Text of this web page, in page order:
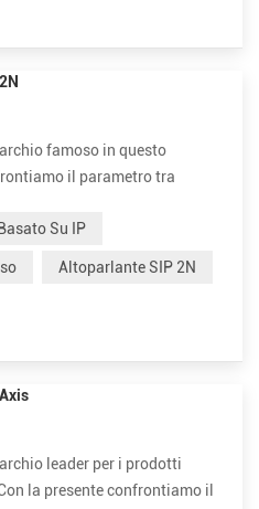
famoso in questo
il parametro tra
• Supporta molti più
del suono, incluso OPUS，
Su IP
Altoparlante SIP 2N
leader per i prodotti
la presente confrontiamo il